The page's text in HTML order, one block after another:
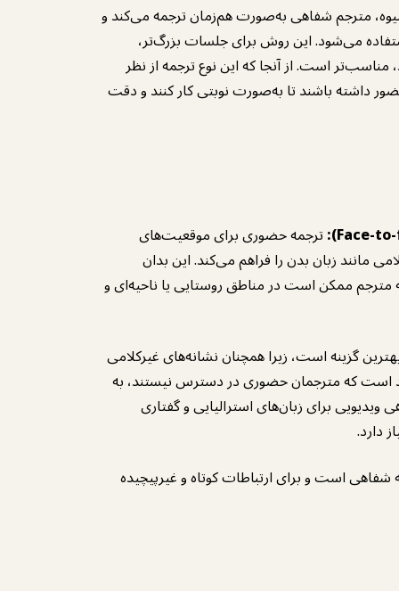
مترجم شفاهی به‌صورت هم‌زمان ترجمه می‌کند و
می‌شود. این روش برای جلسات بزرگ‌تر،
است. از آنجا که این نوع ترجمه از نظر
باشند تا به‌صورت نوبتی کار کنند و دقت
ترجمه حضوری برای موقعیت‌های
مانند زبان بدن را فراهم می‌کند. این بدان
ممکن است در مناطق روستایی یا ناحیه‌ای و
گزینه است، زیرا همچنان نشانه‌های غیرکلامی
است که مترجمان حضوری در دسترس نیستند، به
برای زبان‌های استرالیایی و گفتاری
دارد.
است و برای ارتباطات کوتاه و غیرپیچیده